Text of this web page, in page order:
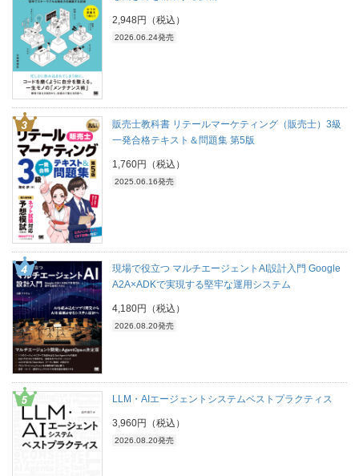
2,948円（税込）
2026.06.24発売
販売士教科書 リテールマーケティング（販売士）3級
一発合格テキスト＆問題集 第5版
1,760円（税込）
2025.06.16発売
現場で役立つ マルチエージェントAI設計入門 Google
A2A×ADKで実現する堅牢な運用システム
4,180円（税込）
2026.08.20発売
LLM・AIエージェントシステムベストプラクティス
3,960円（税込）
2026.08.20発売